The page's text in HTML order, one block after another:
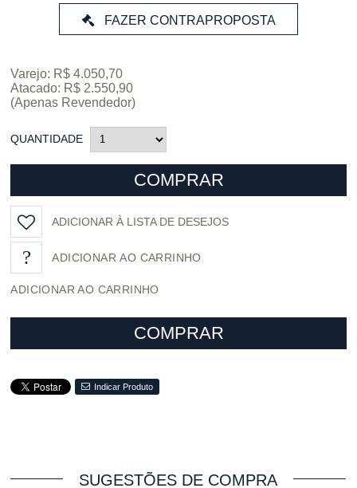
Varejo: R$ 4.050,70
Atacado: R$ 2.550,90
(Apenas Revendedor)
QUANTIDADE
COMPRAR
ADICIONAR À LISTA DE DESEJOS
ADICIONAR AO CARRINHO
COMPRAR
Indicar Produto
SUGESTÕES DE COMPRA